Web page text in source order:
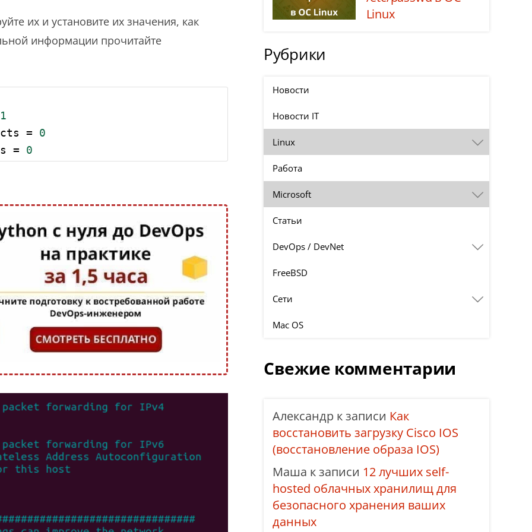
их и установите их значения, как
информации прочитайте
1
=
0
= 0
Linux
Рубрики
Новости
Новости IT
Linux
Работа
Microsoft
Статьи
DevOps / DevNet
FreeBSD
Сети
Mac OS
Свежие комментарии
Александр к записи Как
восстановить загрузку Cisco IOS
(восстановление образа IOS)
Маша к записи 12 лучших self-
hosted облачных хранилищ для
безопасного хранения ваших
данных